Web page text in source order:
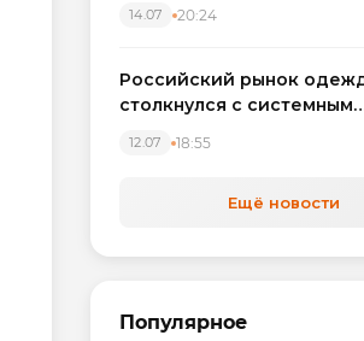
автоматизируют
14.07 20:24
Российский рынок
столкнулся с системным
12.07 18:55
Ещё новости
Популярное